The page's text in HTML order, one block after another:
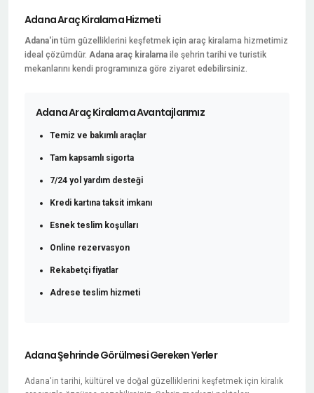
Adana Araç Kiralama Hizmeti
Adana'intüm güzelliklerini keşfetmek için araç kiralama hizmetimiz
ideal çözümdür. Adana araç kiralama ile şehrin tarihi ve turistik
mekanlarını kendi programınıza göre ziyaret edebilirsiniz.
Adana Araç Kiralama Avantajlarımız
Temiz ve bakımlı araçlar
Tam kapsamlı sigorta
7/24 yol yardım desteği
Kredi kartına taksit imkanı
Esnek teslim koşulları
Online rezervasyon
Rekabetçi fiyatlar
Adrese teslim hizmeti
Adana Şehrinde Görülmesi Gereken Yerler
Adana'in tarihi, kültürel ve doğal güzelliklerini keşfetmek için kiralık